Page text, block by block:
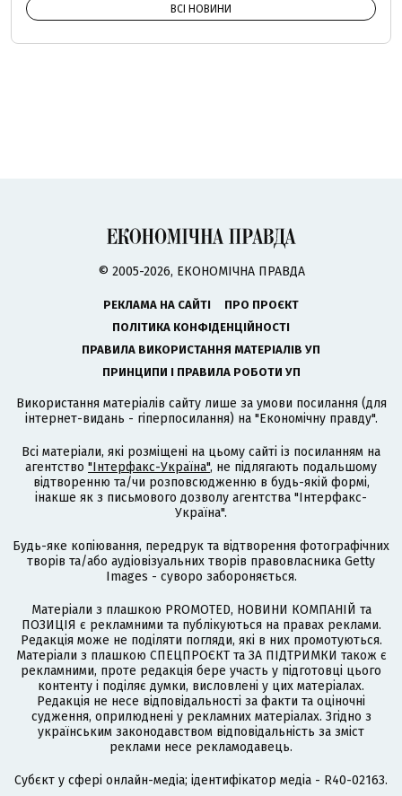
ВСІ НОВИНИ
© 2005-2026, ЕКОНОМІЧНА ПРАВДА
РЕКЛАМА НА САЙТІ
ПРО ПРОЄКТ
ПОЛІТИКА КОНФІДЕНЦІЙНОСТІ
ПРАВИЛА ВИКОРИСТАННЯ МАТЕРІАЛІВ УП
ПРИНЦИПИ І ПРАВИЛА РОБОТИ УП
Використання матеріалів сайту лише за умови посилання (для
інтернет-видань - гіперпосилання) на "Економічну правду".
Всі матеріали, які розміщені на цьому сайті із посиланням на
агентство "Інтерфакс-Україна", не підлягають подальшому
відтворенню та/чи розповсюдженню в будь-якій формі,
інакше як з письмового дозволу агентства "Інтерфакс-
Україна".
Будь-яке копіювання, передрук та відтворення фотографічних
творів та/або аудіовізуальних творів правовласника Getty
Images - суворо забороняється.
Матеріали з плашкою PROMOTED, НОВИНИ КОМПАНІЙ та
ПОЗИЦІЯ є рекламними та публікуються на правах реклами.
Редакція може не поділяти погляди, які в них промотуються.
Матеріали з плашкою СПЕЦПРОЄКТ та ЗА ПІДТРИМКИ також є
рекламними, проте редакція бере участь у підготовці цього
контенту і поділяє думки, висловлені у цих матеріалах.
Редакція не несе відповідальності за факти та оціночні
судження, оприлюднені у рекламних матеріалах. Згідно з
українським законодавством відповідальність за зміст
реклами несе рекламодавець.
Cубєкт у сфері онлайн-медіа; ідентифікатор медіа - R40-02163.